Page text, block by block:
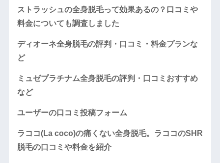
ストラッシュの全身脱毛って効果あるの？口コミや
料金についても調査しました
ディオーネ全身脱毛の評判・口コミ・料金プランな
ど
ミュゼプラチナム全身脱毛の評判・口コミおすすめ
など
ユーザーの口コミ投稿フォーム
ラココ(La coco)の痛くない全身脱毛。ラココのSHR
脱毛の口コミや料金を紹介